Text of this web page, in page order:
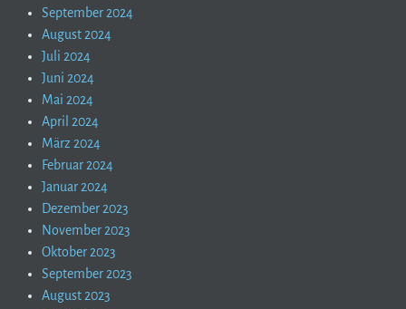
September 2024
August 2024
Juli 2024
Juni 2024
Mai 2024
April 2024
März 2024
Februar 2024
Januar 2024
Dezember 2023
November 2023
Oktober 2023
September 2023
August 2023